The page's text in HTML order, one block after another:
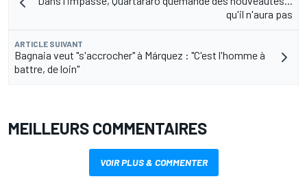
qu'il n'aura pas
ARTICLE SUIVANT
Bagnaia veut "s'accrocher" à Márquez : "C'est l'homme à
battre, de loin"
MEILLEURS COMMENTAIRES
VOIR PLUS & COMMENTER